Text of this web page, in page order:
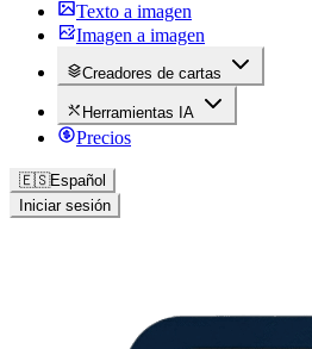
Texto a imagen
Imagen a imagen
Creadores de cartas
Herramientas IA
Precios
🇪🇸Español
Iniciar sesión